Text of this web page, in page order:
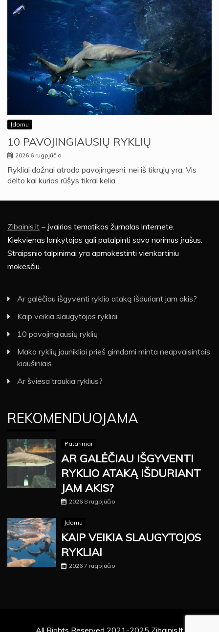
Įdomu
10 PAVOJINGIAUSIŲ RYKLIŲ
2026 6 rugpjūčio
Rykliai dažnai atrodo pavojingesni, nei iš tikrųjų yra. Vis
dėlto kai kurios rūšys tikrai kelia…
Zibainis.lt – įvairios tematikos žurnalas internete.
Kiekvienas lankytojas gali patalpinti savo norimus įrašus.
Straipsnio talpinimai yra apmokestinti vienkartiniu
mokesčiu.
Ar galėčiau išgyventi ryklio ataką išduriant jam akis?
Kaip veikia slaugytojos rykliai
10 pavojingiausių ryklių
Mako ryklių jaunikliai prieš gimdami minta neapvaisintais
kiaušiniais
Ar šviesa traukia ryklius?
REKOMENDUOJAMA
Patarimai
AR GALĖČIAU IŠGYVENTI
RYKLIO ATAKĄ IŠDURIANT
JAM AKIS?
2026 8 rugpjūčio
Įdomu
KAIP VEIKIA SLAUGYTOJOS
RYKLIAI
2026 7 rugpjūčio